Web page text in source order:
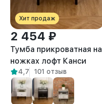
Хит продаж
2 454 ₽
Тумба прикроватная на
ножках лофт Канси
амаретто
4,7 101 отзыв